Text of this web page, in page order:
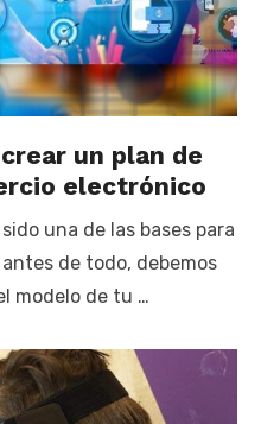
un plan de
electrónico
una de las bases para
de todo, debemos
modelo de tu …